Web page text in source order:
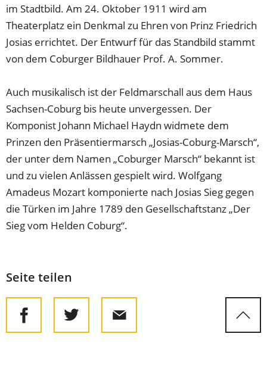
im Stadtbild. Am 24. Oktober 1911 wird am
Theaterplatz ein Denkmal zu Ehren von Prinz Friedrich
Josias errichtet. Der Entwurf für das Standbild stammt
von dem Coburger Bildhauer Prof. A. Sommer.
Auch musikalisch ist der Feldmarschall aus dem Haus
Sachsen-Coburg bis heute unvergessen. Der
Komponist Johann Michael Haydn widmete dem
Prinzen den Präsentiermarsch „Josias-Coburg-Marsch“,
der unter dem Namen „Coburger Marsch“ bekannt ist
und zu vielen Anlässen gespielt wird. Wolfgang
Amadeus Mozart komponierte nach Josias Sieg gegen
die Türken im Jahre 1789 den Gesellschaftstanz „Der
Sieg vom Helden Coburg“.
Seite teilen